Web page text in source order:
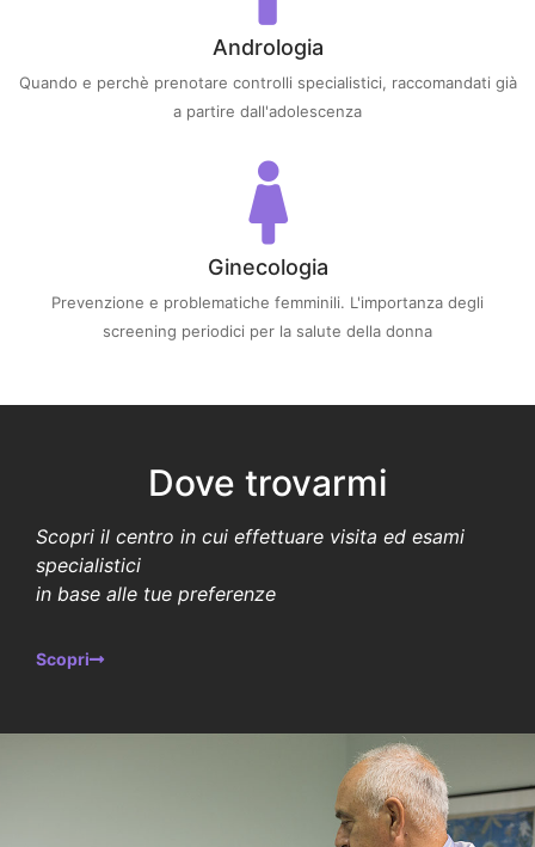
Andrologia
Quando e perchè prenotare controlli specialistici, raccomandati già
a partire dall'adolescenza
Ginecologia
Prevenzione e problematiche femminili. L'importanza degli
screening periodici per la salute della donna
Dove trovarmi
Scopri il centro in cui effettuare visita ed esami
specialistici
in base alle tue preferenze
Scopri